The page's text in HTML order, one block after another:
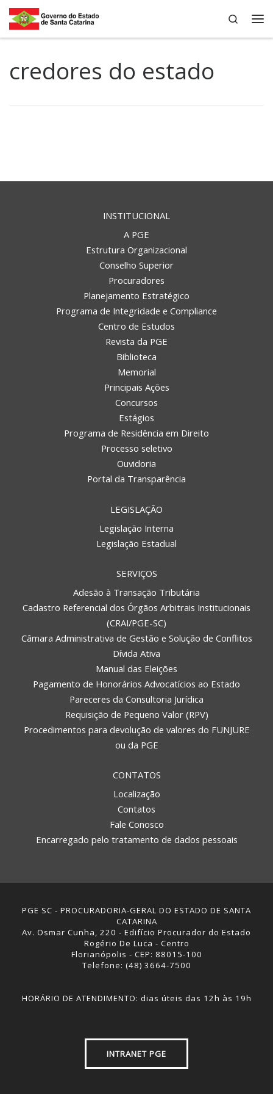
Skip to content
Search
credores do estado
INSTITUCIONAL
A PGE
Estrutura Organizacional
Conselho Superior
Procuradores
Planejamento Estratégico
Programa de Integridade e Compliance
Centro de Estudos
Revista da PGE
Biblioteca
Memorial
Principais Ações
Concursos
Estágios
Programa de Residência em Direito
Processo seletivo
Ouvidoria
Portal da Transparência
LEGISLAÇÃO
Legislação Interna
Legislação Estadual
SERVIÇOS
Adesão à Transação Tributária
Cadastro Referencial dos Órgãos Arbitrais Institucionais
(CRAI/PGE-SC)
Câmara Administrativa de Gestão e Solução de Conflitos
Dívida Ativa
Manual das Eleições
Pagamento de Honorários Advocatícios ao Estado
Pareceres da Consultoria Jurídica
Requisição de Pequeno Valor (RPV)
Procedimentos para devolução de valores do FUNJURE
ou da PGE
CONTATOS
Localização
Contatos
Fale Conosco
Encarregado pelo tratamento de dados pessoais
PGE SC - PROCURADORIA-GERAL DO ESTADO DE SANTA
CATARINA
Av. Osmar Cunha, 220 - Edifício Procurador do Estado
Rogério De Luca - Centro
Florianópolis - CEP: 88015-100
Telefone: (48) 3664-7500
HORÁRIO DE ATENDIMENTO: dias úteis das 12h às 19h
INTRANET PGE